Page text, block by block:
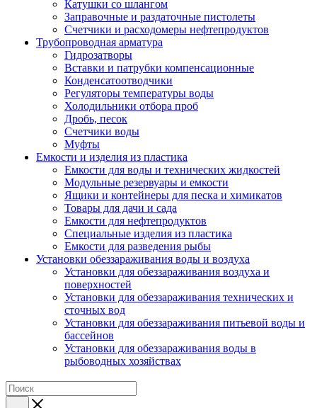
Катушки со шлангом
Заправочные и раздаточные пистолеты
Счетчики и расходомеры нефтепродуктов
Трубопроводная арматура
Гидрозатворы
Вставки и патрубки компенсационные
Конденсатоотводчики
Регуляторы температуры воды
Холодильники отбора проб
Дробь, песок
Счетчики воды
Муфты
Емкости и изделия из пластика
Емкости для воды и технических жидкостей
Модульные резервуары и емкости
Ящики и контейнеры для песка и химикатов
Товары для дачи и сада
Емкости для нефтепродуктов
Специальные изделия из пластика
Емкости для разведения рыбы
Установки обеззараживания воды и воздуха
Установки для обеззараживания воздуха и
поверхностей
Установки для обеззараживания технических и
сточных вод
Установки для обеззараживания питьевой воды и
бассейнов
Установки для обеззараживания воды в
рыбоводных хозяйствах